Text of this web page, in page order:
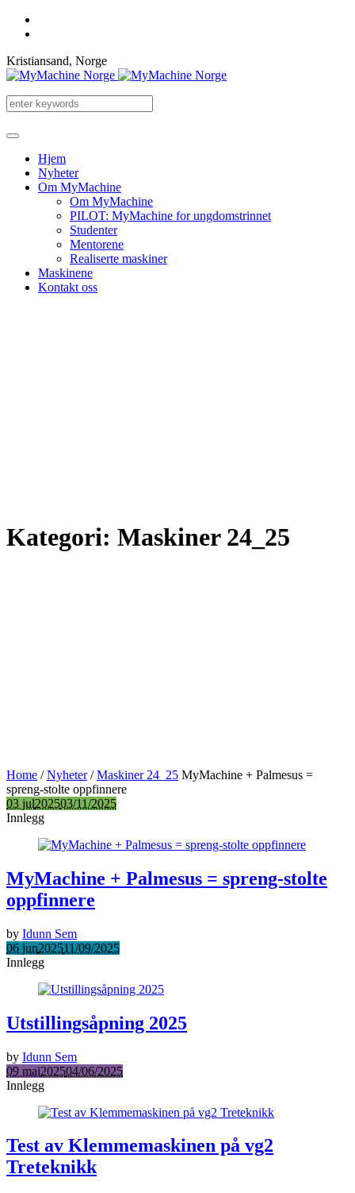
Kristiansand, Norge
Hjem
Nyheter
Om MyMachine
Om MyMachine
PILOT: MyMachine for ungdomstrinnet
Studenter
Mentorene
Realiserte maskiner
Maskinene
Kontakt oss
Kategori: Maskiner 24_25
Home /Nyheter /Maskiner 24_25 MyMachine + Palmesus =
spreng-stolte oppfinnere
03 jul202503/11/2025
Innlegg
MyMachine + Palmesus = spreng-stolte
oppfinnere
by Idunn Sem
06 jun202511/09/2025
Innlegg
Utstillingsåpning 2025
by Idunn Sem
09 mai202504/06/2025
Innlegg
Test av Klemmemaskinen på vg2
Treteknikk